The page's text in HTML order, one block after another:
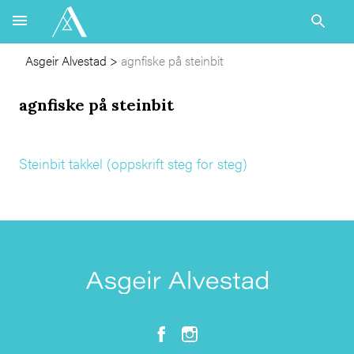
Asgeir Alvestad > agnfiske på steinbit
agnfiske på steinbit
Steinbit takkel (oppskrift steg for steg)